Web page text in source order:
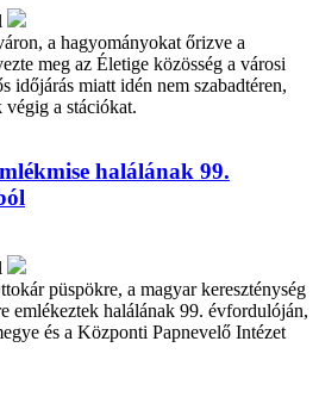
a hagyományokat őrizve a
meg az Életige közösség a városi
időjárás miatt idén nem szabadtéren,
végig a stációkat.
halálának 99.
püspökre, a magyar kereszténység
emlékeztek halálának 99. évfordulóján,
és a Központi Papnevelő Intézet